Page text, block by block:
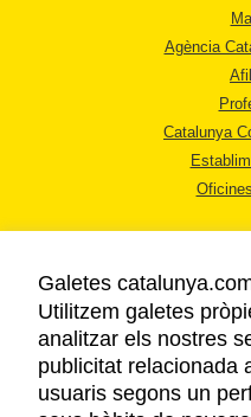
Agència
Catalunya
POLÍTICA
Galetes
Utilitzem galetes
analitzar els nostres
publicitat relacionada
usuaris segons un